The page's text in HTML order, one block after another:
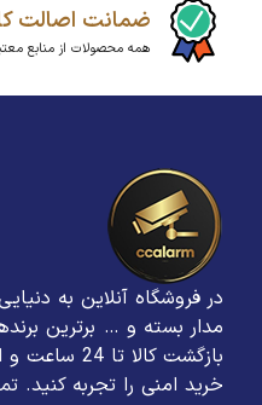
ضمانت اصالت
همه محصولات از منابع
در فروشگاه آنلاین به
مدار بسته و … برترین
بازگشت
خرید امنی را تجربه کنید.